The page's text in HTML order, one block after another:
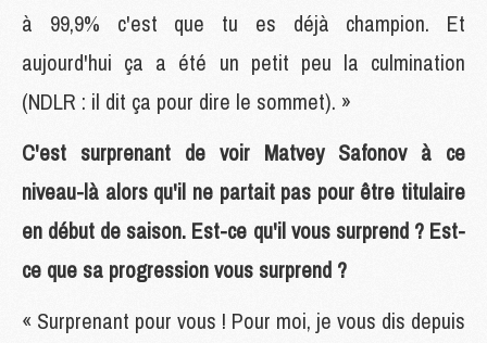
à 99,9% c'est que tu es déjà champion. Et
aujourd'hui ça a été un petit peu la culmination
(NDLR : il dit ça pour dire le sommet). »
C'est surprenant de voir Matvey Safonov à ce
niveau-là alors qu'il ne partait pas pour être titulaire
en début de saison. Est-ce qu'il vous surprend ? Est-
ce que sa progression vous surprend ?
« Surprenant pour vous ! Pour moi, je vous dis depuis